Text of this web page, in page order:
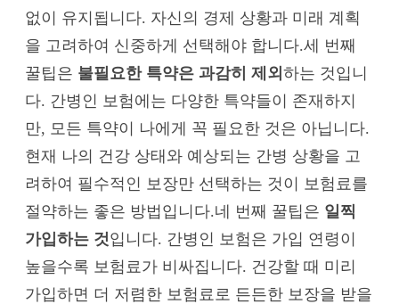
없이 유지됩니다. 자신의 경제 상황과 미래 계획
을 고려하여 신중하게 선택해야 합니다.세 번째
꿀팁은 불필요한 특약은 과감히 제외 하는 것입니
다. 간병인 보험에는 다양한 특약들이 존재하지
만, 모든 특약이 나에게 꼭 필요한 것은 아닙니다.
현재 나의 건강 상태와 예상되는 간병 상황을 고
려하여 필수적인 보장만 선택하는 것이 보험료를
절약하는 좋은 방법입니다.네 번째 꿀팁은 일찍
가입하는 것입니다. 간병인 보험은 가입 연령이
높을수록 보험료가 비싸집니다. 건강할 때 미리
가입하면 더 저렴한 보험료로 든든한 보장을 받을